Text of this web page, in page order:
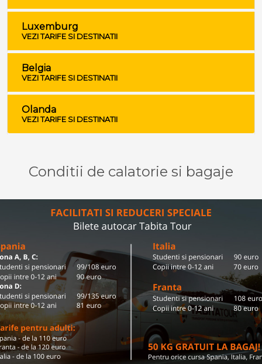
Luxemburg
VEZI TARIFE SI DESTINATII
Belgia
VEZI TARIFE SI DESTINATII
Olanda
VEZI TARIFE SI DESTINATII
Conditii de calatorie si bagaje